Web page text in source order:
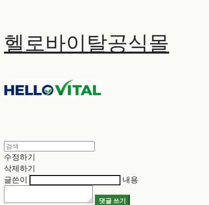
헬로바이탈공식몰
수정하기
삭제하기
글쓴이
내용
댓글 쓰기